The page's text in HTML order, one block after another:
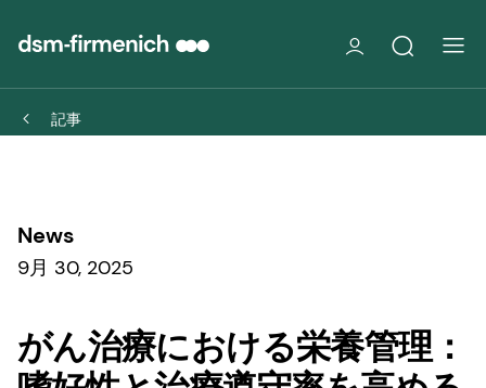
記事
News
9月 30, 2025
がん治療における栄養管理：